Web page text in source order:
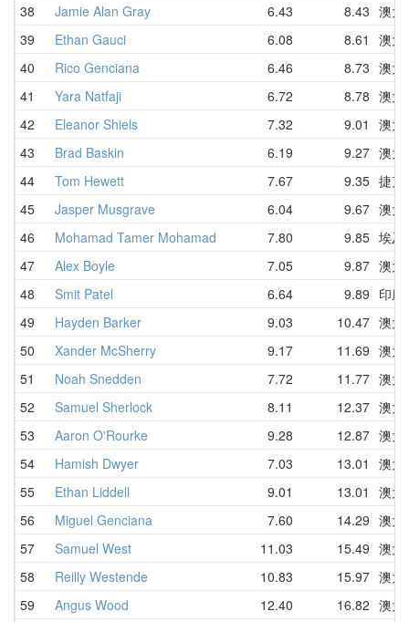
38
Jamie Alan Gray 6.43 8.43 澳大
39
Ethan Gauci 6.08 8.61
澳大
40
Rico Genciana 6.46 8.73 澳大
41
Yara Natfaji 6.72 8.78 澳大
42
Eleanor Shiels 7.32 9.01
澳大
43
Brad Baskin 6.19 9.27 澳大
44
Tom Hewett 7.67 9.35 捷克
45
Jasper Musgrave 6.04 9.67 澳大
46
Mohamad Tamer Mohamad 7.80 9.85 埃及
47
Alex Boyle 7.05 9.87 澳大
48
Smit Patel 6.64 9.89 印度
49
Hayden Barker 9.03 10.47 澳大
50
Xander McSherry 9.17 11.69 澳大
51
Noah Snedden 7.72 11.77 澳大
52
Samuel Sherlock 8.11 12.37 澳大
53
Aaron O'Rourke 9.28 12.87 澳大
54
Hamish Dwyer 7.03 13.01
澳大
55
Ethan Liddell 9.01 13.01
澳大
56
Miguel Genciana 7.60 14.29 澳大
57
Samuel West 11.03 15.49 澳大
58
Reilly Westende 10.83 15.97 澳大
59
Angus Wood 12.40 16.82 澳大